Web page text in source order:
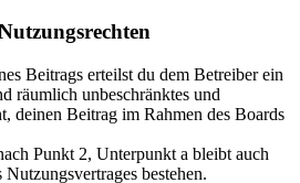
Beitrags erteilst du dem Betreiber ein
räumlich unbeschränktes und
deinen Beitrag im Rahmen des Boards
Punkt 2, Unterpunkt a bleibt auch
bestehen.